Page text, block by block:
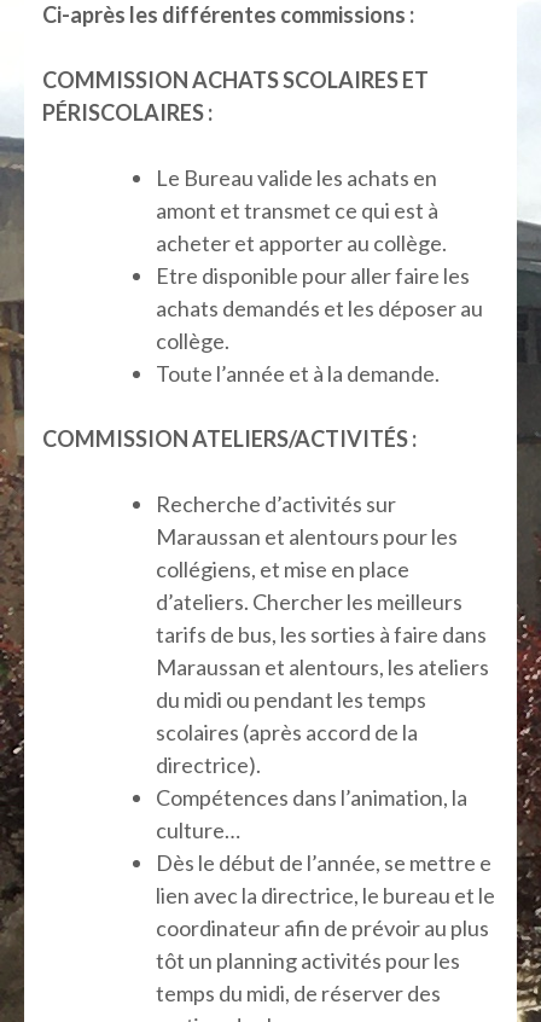
Ci-après les différentes commissions :
COMMISSION ACHATS SCOLAIRES ET
PÉRISCOLAIRES :
Le Bureau valide les achats en
amont et transmet ce qui est à
acheter et apporter au collège.
Etre disponible pour aller faire les
achats demandés et les déposer au
collège.
Toute l’année et à la demande.
COMMISSION ATELIERS/ACTIVITÉS :
Recherche d’activités sur
Maraussan et alentours pour les
collégiens, et mise en place
d’ateliers. Chercher les meilleurs
tarifs de bus, les sorties à faire dans
Maraussan et alentours, les ateliers
du midi ou pendant les temps
scolaires (après accord de la
directrice).
Compétences dans l’animation, la
culture…
Dès le début de l’année, se mettre e
lien avec la directrice, le bureau et le
coordinateur afin de prévoir au plus
tôt un planning activités pour les
temps du midi, de réserver des